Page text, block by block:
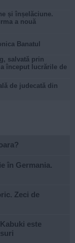
și înșelăciune.
a nouă
Banatul
salvată prin
început lucrările de
de judecată din
în Germania.
Zeci de
este